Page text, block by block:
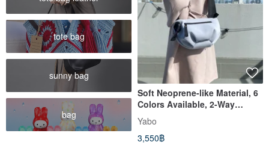
tote bag
sunny bag
bag
Soft Neoprene-like Material, 6
Colors Available, 2-Way
Shoulder Bag
Yabo
3,550฿